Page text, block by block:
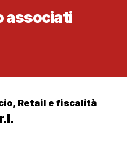
associati
, Retail e fiscalità